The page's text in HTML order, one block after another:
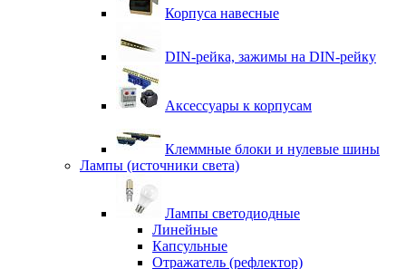
Корпуса навесные
DIN-рейка, зажимы на DIN-рейку
Аксессуары к корпусам
Клеммные блоки и нулевые шины
Лампы (источники света)
Лампы светодиодные
Линейные
Капсульные
Отражатель (рефлектор)